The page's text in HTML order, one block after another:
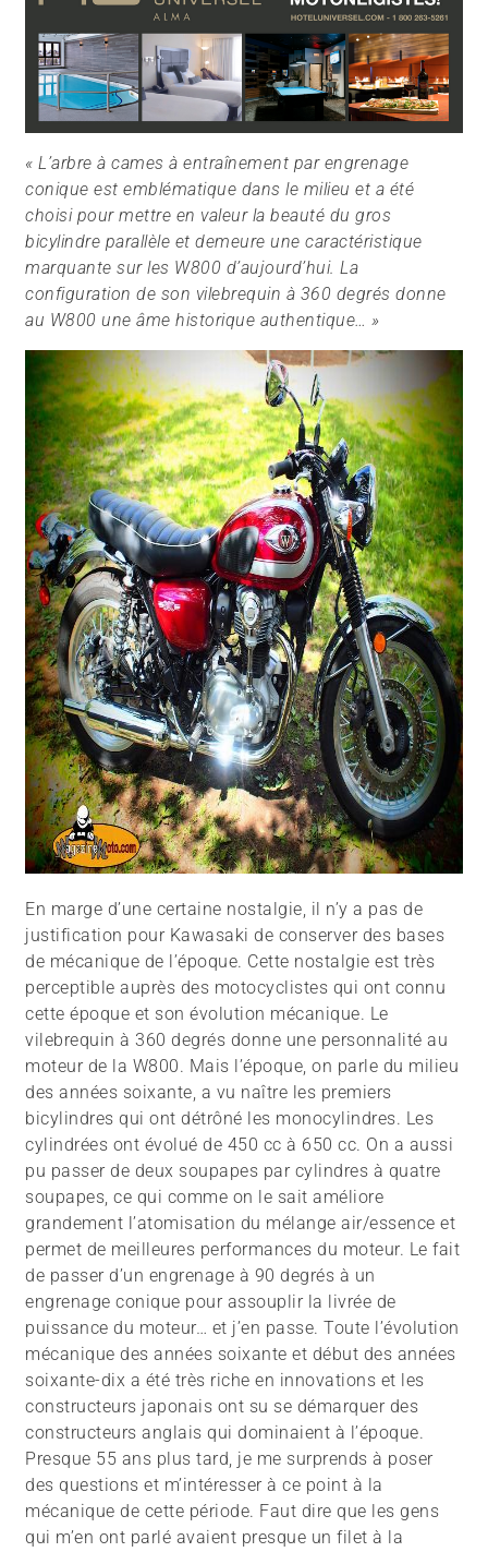
« L’arbre à cames à entraînement par engrenage
conique est emblématique dans le milieu et a été
choisi pour mettre en valeur la beauté du gros
bicylindre parallèle et demeure une caractéristique
marquante sur les W800 d’aujourd’hui. La
configuration de son vilebrequin à 360 degrés donne
au W800 une âme historique authentique… »
En marge d’une certaine nostalgie, il n’y a pas de
justification pour Kawasaki de conserver des bases
de mécanique de l’époque. Cette nostalgie est très
perceptible auprès des motocyclistes qui ont connu
cette époque et son évolution mécanique. Le
vilebrequin à 360 degrés donne une personnalité au
moteur de la W800. Mais l’époque, on parle du milieu
des années soixante, a vu naître les premiers
bicylindres qui ont détrôné les monocylindres. Les
cylindrées ont évolué de 450 cc à 650 cc. On a aussi
pu passer de deux soupapes par cylindres à quatre
soupapes, ce qui comme on le sait améliore
grandement l’atomisation du mélange air/essence et
permet de meilleures performances du moteur. Le fait
de passer d’un engrenage à 90 degrés à un
engrenage conique pour assouplir la livrée de
puissance du moteur… et j’en passe. Toute l’évolution
mécanique des années soixante et début des années
soixante-dix a été très riche en innovations et les
constructeurs japonais ont su se démarquer des
constructeurs anglais qui dominaient à l’époque.
Presque 55 ans plus tard, je me surprends à poser
des questions et m’intéresser à ce point à la
mécanique de cette période. Faut dire que les gens
qui m’en ont parlé avaient presque un filet à la